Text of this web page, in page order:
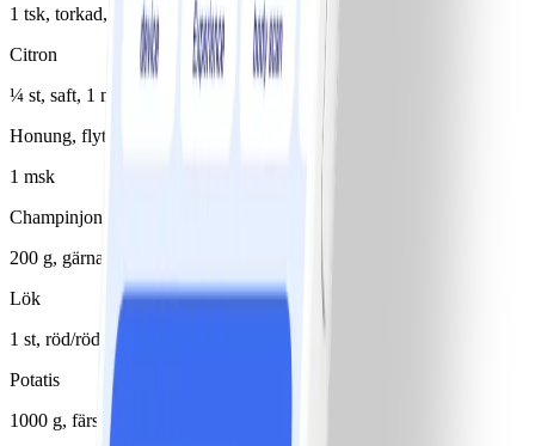
1 tsk, torkad, peperoncino
Citron
¼ st, saft, 1 msk
Honung, flytande
1 msk
Champinjoner
200 g, gärna skogschampinjoner
Lök
1 st, röd/röda
Potatis
1000 g, färsk